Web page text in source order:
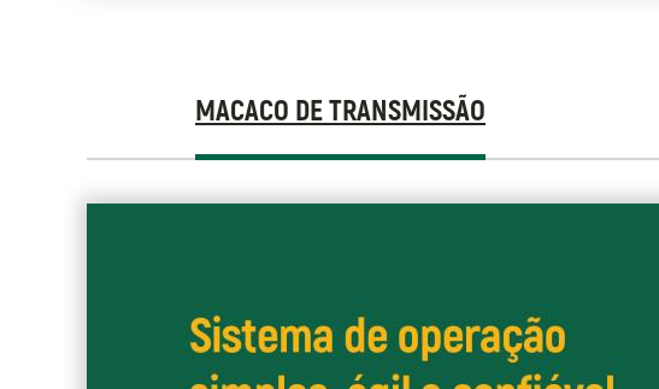
Product
Graphics
MACACO DE TRANSMISSÃO